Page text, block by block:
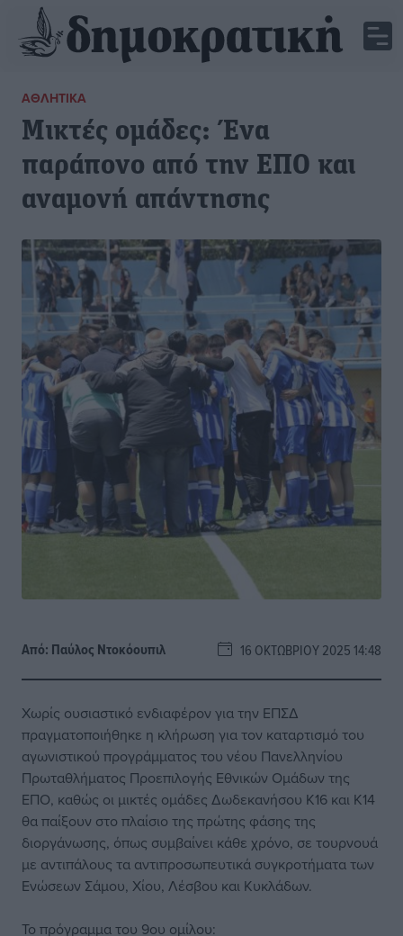
ΑΘΛΗΤΙΚΆ
Μικτές ομάδες: Ένα
παράπονο από την ΕΠΟ και
αναμονή απάντησης
Από: Παύλος Nτοκόουπιλ 16 ΟΚΤΩΒΡΊΟΥ 2025 14:48
Χωρίς ουσιαστικό ενδιαφέρον για την ΕΠΣΔ
πραγματοποιήθηκε η κλήρωση για τον καταρτισμό του
αγωνιστικού προγράμματος του νέου Πανελληνίου
Πρωταθλήματος Προεπιλογής Εθνικών Ομάδων της
ΕΠΟ, καθώς οι μικτές ομάδες Δωδεκανήσου Κ16 και Κ14
θα παίξουν στο πλαίσιο της πρώτης φάσης της
διοργάνωσης, όπως συμβαίνει κάθε χρόνο, σε τουρνουά
με αντιπάλους τα αντιπροσωπευτικά συγκροτήματα των
Ενώσεων Σάμου, Χίου, Λέσβου και Κυκλάδων.
Το πρόγραμμα του 9ου ομίλου: